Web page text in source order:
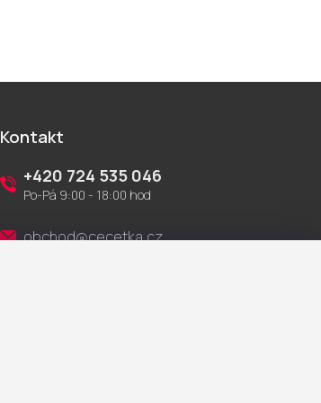
Kontakt
+420 724 535 046
Po-Pá 9:00 - 18:00 hod
obchod@cecetka.cz